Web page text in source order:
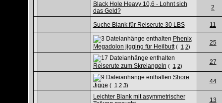
Black Hole Heavy 10,6 - Lohnt sich
das Geld?
2
Suche Blank für Reiserute 30 LBS
11
Phenix
Megadolon jigging für Heilbutt( 1 2)
25
Reiserute zum Skreiangeln ( 1 2)
27
Shore
Jigge ( 1 2 3)
44
Leichter Blank mit asymmetrischer
13